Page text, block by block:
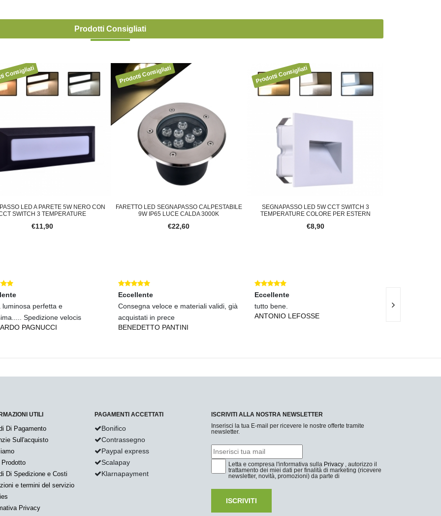
Prodotti Consigliati
LED A PARETE 5W NERO CON
SWITCH 3 TEMPERATURE
€11,90
FARETTO LED SEGNAPASSO CALPESTABILE
9W IP65 LUCE CALDA 3000K
€22,60
SEGNAPASSO LED 5W CCT SWITCH 3
TEMPERATURE COLORE PER ESTERN
€8,90
luminosa perfetta e
Spedizione velocis
PAGNUCCI
Eccellente
Consegna veloce e materiali validi, già
acquistati in prece
BENEDETTO PANTINI
Eccellente
tutto bene.
ANTONIO LEFOSSE
Spedizione
UTILI
Di Pagamento
Sull'acquisto
Prodotto
Di Spedizione e Costi
e termini del servizio
Privacy
PAGAMENTI ACCETTATI
Bonifico
Contrassegno
Paypal express
Scalapay
Klarnapayment
ISCRIVITI ALLA NOSTRA NEWSLETTER
Inserisci la tua E-mail per ricevere le nostre offerte tramite
newsletter.
Letta e compresa l'informativa sulla Privacy , autorizzo il
trattamento dei miei dati per finalità di marketing (ricevere
newsletter, novità, promozioni) da parte di
ISCRIVITI